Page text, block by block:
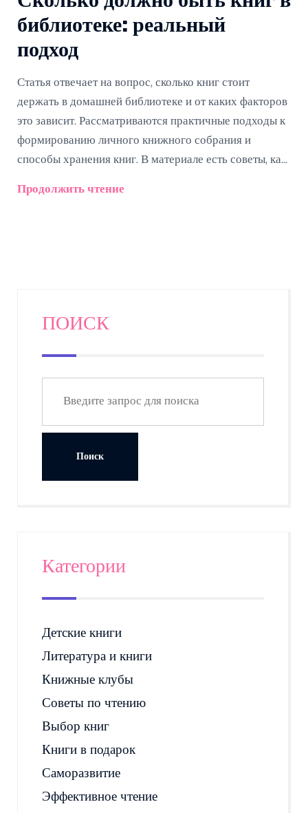
библиотеке: реальный
подход
Статья отвечает на вопрос, сколько книг стоит
держать в домашней библиотеке и от каких факторов
это зависит. Рассматриваются практичные подходы к
формированию личного книжного собрания и
способы хранения книг. В материале есть советы, как
действительно нужны. Предлагаются идеи для
Продолжить чтение
ПОИСК
Категории
Детские книги
Литература и книги
Книжные клубы
Советы по чтению
Выбор книг
Книги в подарок
Саморазвитие
Эффективное чтение